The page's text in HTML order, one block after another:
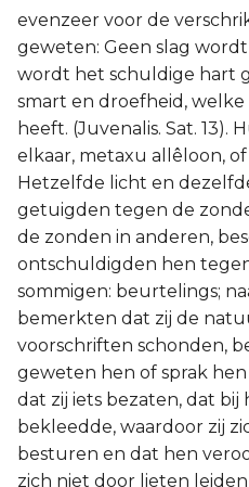
evenzeer voor de
geweten: Geen slag
wordt het schuldige hart
smart en droefheid,
heeft. (Juvenalis. Sat.
elkaar, metaxu allêloon,
Hetzelfde licht en
getuigden tegen de
de zonden in anderen,
ontschuldigden hen
sommigen: beurtelings;
bemerkten dat zij de
voorschriften schonden,
geweten hen of sprak
dat zij iets bezaten, dat bij
bekleedde, waardoor zij
besturen en dat hen
zich niet door lieten